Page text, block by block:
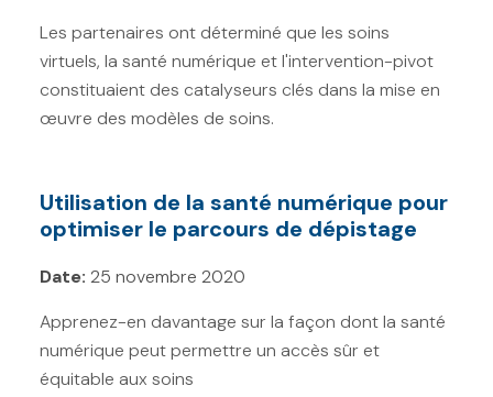
Facteur de risque
Mesures du système de lutte
contre le cancer
Les partenaires ont déterminé que les soins
virtuels, la santé numérique et l'intervention-pivot
constituaient des catalyseurs clés dans la mise en
œuvre des modèles de soins.
Utilisation de la santé numérique pour
optimiser le parcours de dépistage
Date: 25 novembre 2020
Apprenez-en davantage sur la façon dont la santé
numérique peut permettre un accès sûr et
équitable aux soins